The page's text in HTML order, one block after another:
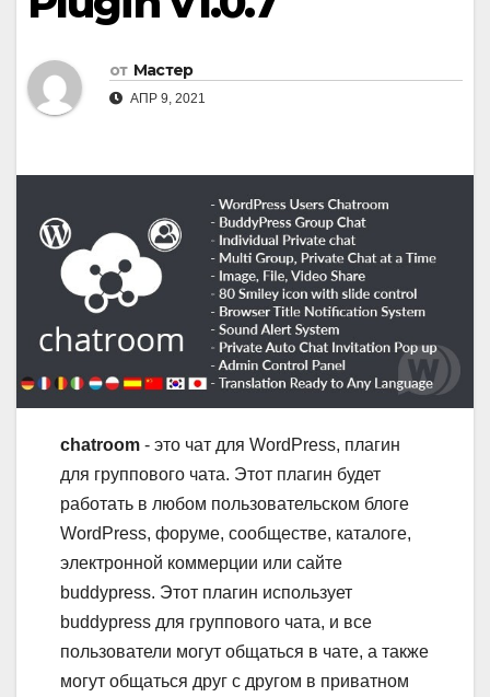
от Мастер
АПР 9, 2021
chatroom - это чат для WordPress, плагин
для группового чата. Этот плагин будет
работать в любом пользовательском блоге
WordPress, форуме, сообществе, каталоге,
электронной коммерции или сайте
buddypress. Этот плагин использует
buddypress для группового чата, и все
пользователи могут общаться в чате, а также
могут общаться друг с другом в приватном